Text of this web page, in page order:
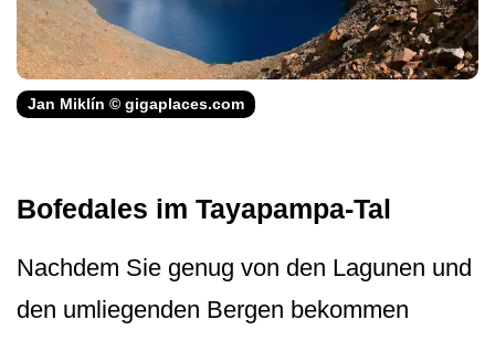
Jan Miklín © gigaplaces.com
Bofedales im Tayapampa-Tal
Nachdem Sie genug von den Lagunen und
den umliegenden Bergen bekommen